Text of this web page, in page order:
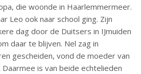
die woonde in Haarlemmermeer.
Leo ook naar school ging. Zijn
dag door de Duitsers in IJmuiden
daar te blijven. Nel zag in
gescheiden, vond de moeder van
is van beide echtelieden